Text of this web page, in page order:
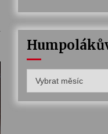
archiv